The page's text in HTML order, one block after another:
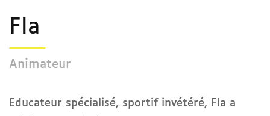
Fla
Animateur
Educateur spécialisé, sportif invétéré, Fla a